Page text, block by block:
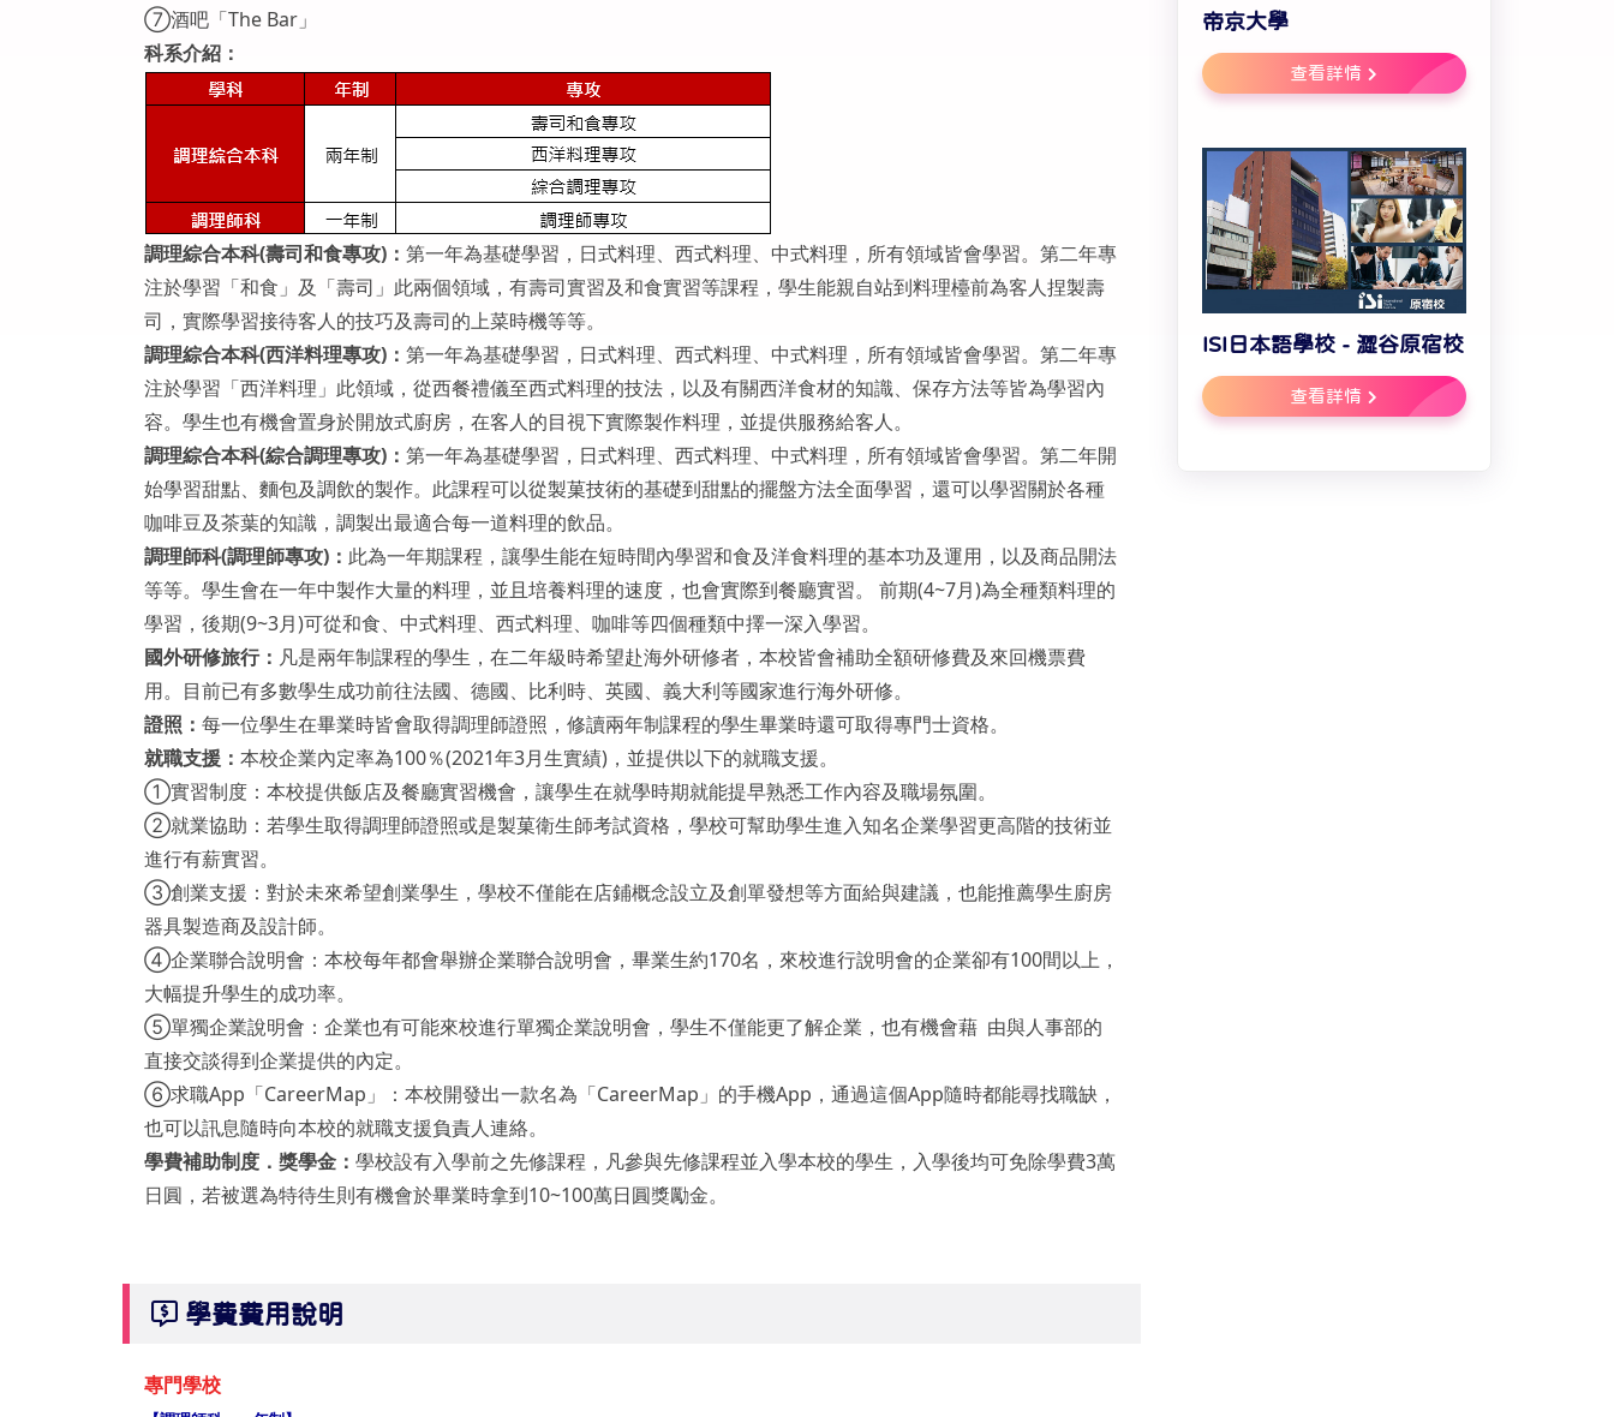
⑦酒吧「The Bar」
科系介紹：
調理綜合本科(壽司和食專攻)： 第一年為基礎學習，日式料理、西式料理、中式料理，所有領域皆會學習。第二年專
注於學習「和食」及「壽司」此兩個領域，有壽司實習及和食實習等課程，學生能親自站到料理檯前為客人捏製壽
司，實際學習接待客人的技巧及壽司的上菜時機等等。
調理綜合本科(西洋料理專攻)： 第一年為基礎學習，日式料理、西式料理、中式料理，所有領域皆會學習。第二年專
注於學習「西洋料理」此領域，從西餐禮儀至西式料理的技法，以及有關西洋食材的知識、保存方法等皆為學習內
容。學生也有機會置身於開放式廚房，在客人的目視下實際製作料理，並提供服務給客人。
調理綜合本科(綜合調理專攻)： 第一年為基礎學習，日式料理、西式料理、中式料理，所有領域皆會學習。第二年開
始學習甜點、麵包及調飲的製作。此課程可以從製菓技術的基礎到甜點的擺盤方法全面學習，還可以學習關於各種
咖啡豆及茶葉的知識，調製出最適合每一道料理的飲品。
調理師科(調理師專攻)： 此為一年期課程，讓學生能在短時間內學習和食及洋食料理的基本功及運用，以及商品開法
等等。學生會在一年中製作大量的料理，並且培養料理的速度，也會實際到餐廳實習。 前期(4~7月)為全種類料理的
學習，後期(9~3月)可從和食、中式料理、西式料理、咖啡等四個種類中擇一深入學習。
國外研修旅行： 凡是兩年制課程的學生，在二年級時希望赴海外研修者，本校皆會補助全額研修費及來回機票費
用。目前已有多數學生成功前往法國、德國、比利時、英國、義大利等國家進行海外研修。
證照： 每一位學生在畢業時皆會取得調理師證照，修讀兩年制課程的學生畢業時還可取得專門士資格。
就職支援： 本校企業內定率為100％(2021年3月生實績)，並提供以下的就職支援。
①實習制度：本校提供飯店及餐廳實習機會，讓學生在就學時期就能提早熟悉工作內容及職場氛圍。
②就業協助：若學生取得調理師證照或是製菓衛生師考試資格，學校可幫助學生進入知名企業學習更高階的技術並
進行有薪實習。
③創業支援：對於未來希望創業學生，學校不僅能在店鋪概念設立及創單發想等方面給與建議，也能推薦學生廚房
器具製造商及設計師。
④企業聯合說明會：本校每年都會舉辦企業聯合說明會，畢業生約170名，來校進行說明會的企業卻有100間以上，
大幅提升學生的成功率。
⑤單獨企業說明會：企業也有可能來校進行單獨企業說明會，學生不僅能更了解企業，也有機會藉 由與人事部的
直接交談得到企業提供的內定。
⑥求職App「CareerMap」：本校開發出一款名為「CareerMap」的手機App，通過這個App隨時都能尋找職缺，
也可以訊息隨時向本校的就職支援負責人連絡。
學費補助制度．獎學金： 學校設有入學前之先修課程，凡參與先修課程並入學本校的學生，入學後均可免除學費3萬
日圓，若被選為特待生則有機會於畢業時拿到10~100萬日圓獎勵金。
學費費用說明
專門學校
帝京大學
查看詳情
ISI日本語學校 - 澀谷原宿校
查看詳情